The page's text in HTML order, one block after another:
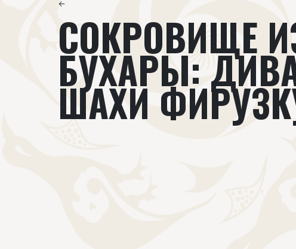
←
СОКРОВИЩЕ
БУХАРЫ:
ШАХИ